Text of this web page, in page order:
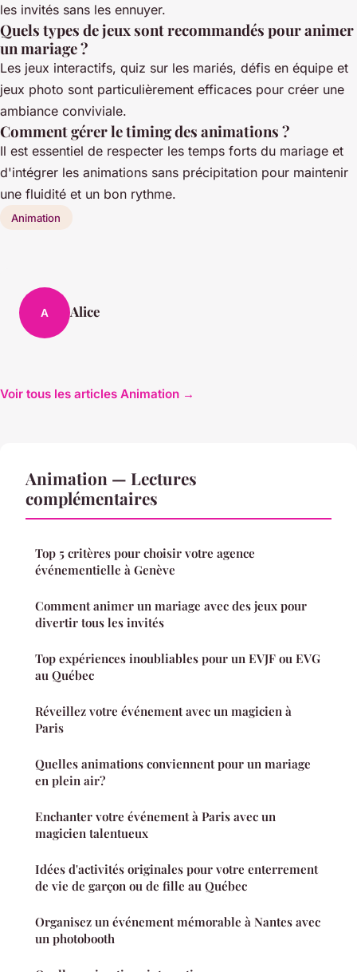
les invités sans les ennuyer.
Quels types de jeux sont recommandés pour animer
un mariage ?
Les jeux interactifs, quiz sur les mariés, défis en équipe et
jeux photo sont particulièrement efficaces pour créer une
ambiance conviviale.
Comment gérer le timing des animations ?
Il est essentiel de respecter les temps forts du mariage et
d'intégrer les animations sans précipitation pour maintenir
une fluidité et un bon rythme.
Animation
A Alice
Voir tous les articles Animation →
Animation — Lectures
complémentaires
Top 5 critères pour choisir votre agence
événementielle à Genève
Comment animer un mariage avec des jeux pour
divertir tous les invités
Top expériences inoubliables pour un EVJF ou EVG
au Québec
Réveillez votre événement avec un magicien à
Paris
Quelles animations conviennent pour un mariage
en plein air?
Enchanter votre événement à Paris avec un
magicien talentueux
Idées d'activités originales pour votre enterrement
de vie de garçon ou de fille au Québec
Organisez un événement mémorable à Nantes avec
un photobooth